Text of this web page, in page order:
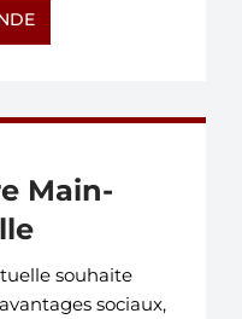
Main-
souhaite
sociaux,